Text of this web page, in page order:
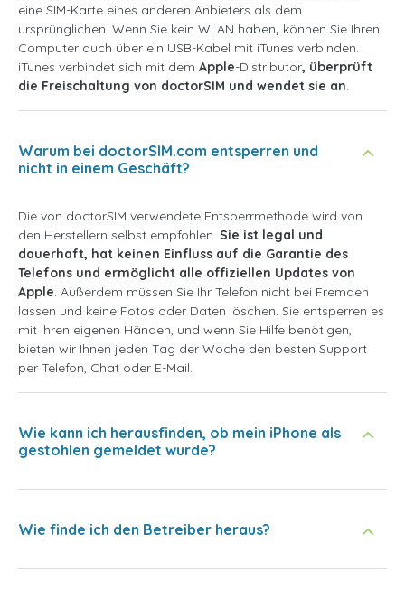
eine SIM-Karte eines anderen Anbieters als dem
ursprünglichen. Wenn Sie kein WLAN haben, können Sie Ihren
Computer auch über ein USB-Kabel mit iTunes verbinden.
iTunes verbindet sich mit dem Apple-Distributor, überprüft
die Freischaltung von doctorSIM und wendet sie an.
Warum bei doctorSIM.com entsperren und
nicht in einem Geschäft?
Die von doctorSIM verwendete Entsperrmethode wird von
den Herstellern selbst empfohlen. Sie ist legal und
dauerhaft, hat keinen Einfluss auf die Garantie des
Telefons und ermöglicht alle offiziellen Updates von
Apple. Außerdem müssen Sie Ihr Telefon nicht bei Fremden
lassen und keine Fotos oder Daten löschen. Sie entsperren es
mit Ihren eigenen Händen, und wenn Sie Hilfe benötigen,
bieten wir Ihnen jeden Tag der Woche den besten Support
per Telefon, Chat oder E-Mail.
Wie kann ich herausfinden, ob mein iPhone als
gestohlen gemeldet wurde?
Wie finde ich den Betreiber heraus?